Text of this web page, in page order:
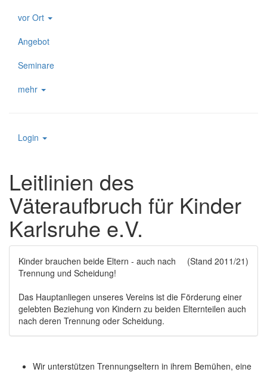
vor Ort
Angebot
Seminare
mehr
Login
Leitlinien des
Väteraufbruch für Kinder
Karlsruhe e.V.
(Stand 2011/21)
Kinder brauchen beide Eltern - auch nach
Trennung und Scheidung!
Das Hauptanliegen unseres Vereins ist die Förderung einer
gelebten Beziehung von Kindern zu beiden Elternteilen auch
nach deren Trennung oder Scheidung.
Wir unterstützen Trennungseltern in ihrem Bemühen, eine